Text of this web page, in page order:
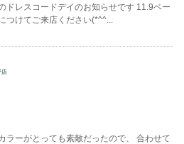
ドレスコードデイのお知らせです 11.9ベー
つけてご来店ください(*^^...
店
ラーがとっても素敵だったので、 合わせて